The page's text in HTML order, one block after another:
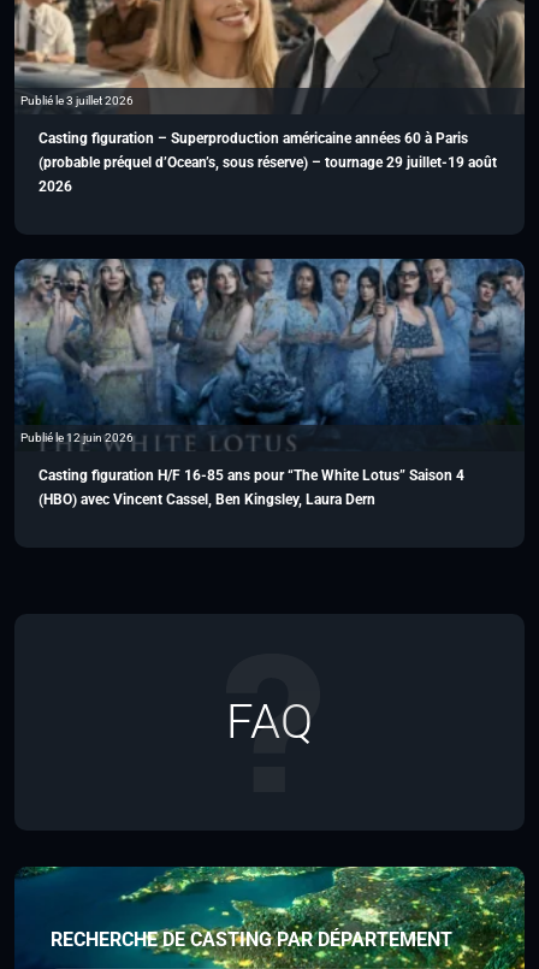
Publié le 3 juillet 2026
Casting figuration – Superproduction américaine années 60 à Paris
(probable préquel d’Ocean’s, sous réserve) – tournage 29 juillet-19 août
2026
Publié le 12 juin 2026
Casting figuration H/F 16-85 ans pour “The White Lotus” Saison 4
(HBO) avec Vincent Cassel, Ben Kingsley, Laura Dern
FAQ
RECHERCHE DE CASTING PAR DÉPARTEMENT